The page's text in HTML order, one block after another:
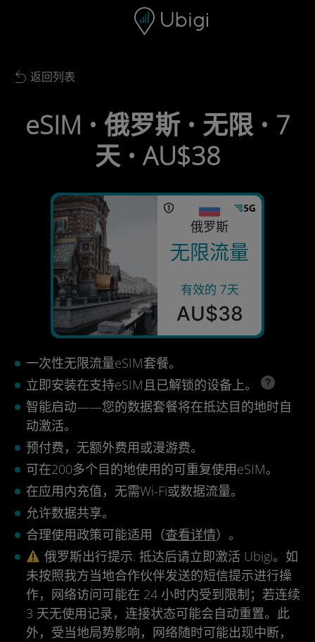
Back to list
返回列表
eSIM • 俄罗斯 • 无限 • 7
天 • AU$38
俄罗斯
无限流量
有效的 7天
AU$38
一次性无限流量eSIM套餐。
立即安装在支持eSIM且已解锁的设备上。
智能启动——您的数据套餐将在抵达目的地时自
动激活。
预付费，无额外费用或漫游费。
可在200多个目的地使用的可重复使用eSIM。
在应用内充值，无需Wi-Fi或数据流量。
允许数据共享。
合理使用政策可能适用（查看详情）。
俄罗斯出行提示. 抵达后请立即激活 Ubigi。如
未按照我方当地合作伙伴发送的短信提示进行操
作，网络访问可能在 24 小时内受到限制；若连续
3 天无使用记录，连接状态可能会自动重置。此
外，受当地局势影响，网络随时可能出现中断，